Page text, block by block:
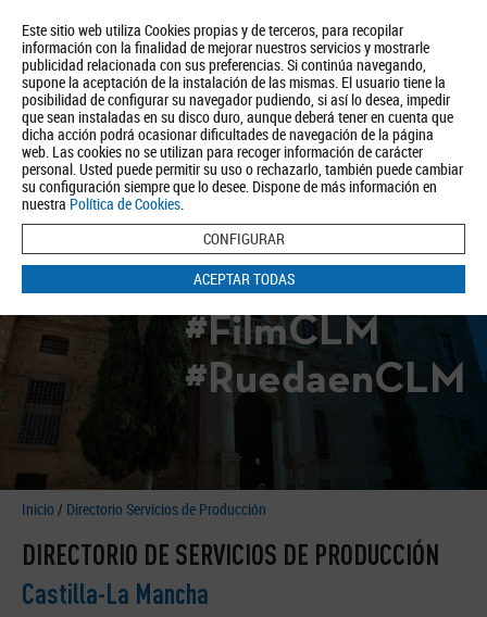
Este sitio web utiliza Cookies propias y de terceros, para recopilar
información con la finalidad de mejorar nuestros servicios y mostrarle
publicidad relacionada con sus preferencias. Si continúa navegando,
supone la aceptación de la instalación de las mismas. El usuario tiene la
posibilidad de configurar su navegador pudiendo, si así lo desea, impedir
que sean instaladas en su disco duro, aunque deberá tener en cuenta que
dicha acción podrá ocasionar dificultades de navegación de la página
web. Las cookies no se utilizan para recoger información de carácter
personal. Usted puede permitir su uso o rechazarlo, también puede cambiar
su configuración siempre que lo desee. Dispone de más información en
nuestra Política de Cookies.
CONFIGURAR
ACEPTAR TODAS
Quiénes somos Turismo Política de Privacidad Aviso Legal
Política de Cookies
BUSCAR
#FilmCLM
#RuedaenCLM
Inicio / Directorio Servicios de Producción
DIRECTORIO DE SERVICIOS DE PRODUCCIÓN
Castilla-La Mancha